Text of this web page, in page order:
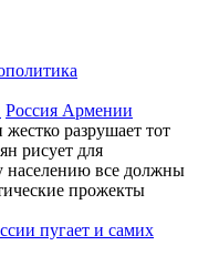
Россия Армении
разрушает тот
рисует для
населению все должны
прожекты